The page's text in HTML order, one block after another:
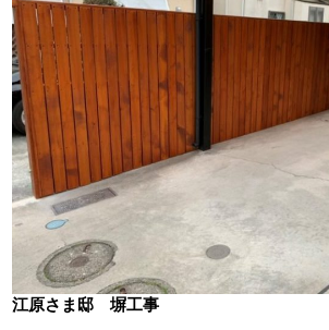
江原さま邸 塀工事